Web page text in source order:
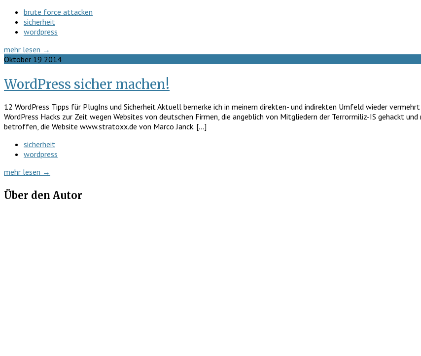
brute force attacken
sicherheit
wordpress
mehr lesen →
Oktober 19 2014
WordPress sicher machen!
12 WordPress Tipps für PlugIns und Sicherheit Aktuell bemerke ich in meinem direkten- und indirekten Umfeld wieder
WordPress Hacks zur Zeit wegen Websites von deutschen Firmen, die angeblich von Mitgliedern der Terrormiliz-IS gehackt
betroffen, die Website www.stratoxx.de von Marco Janck. […]
sicherheit
wordpress
mehr lesen →
Über den Autor